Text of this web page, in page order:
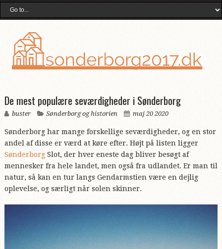
De mest populære seværdigheder i Sønderborg
buster Sønderborg og historien maj 20 2020
Sønderborg har mange forskellige seværdigheder, og en stor
andel af disse er værd at køre efter. Højt på listen ligger
SønderborgSlot, der hver eneste dag bliver besøgt af
mennesker fra hele landet, men også fra udlandet. Er man til
natur, så kan en tur langs Gendarmstien være en dejlig
oplevelse, og særligt når solen skinner.